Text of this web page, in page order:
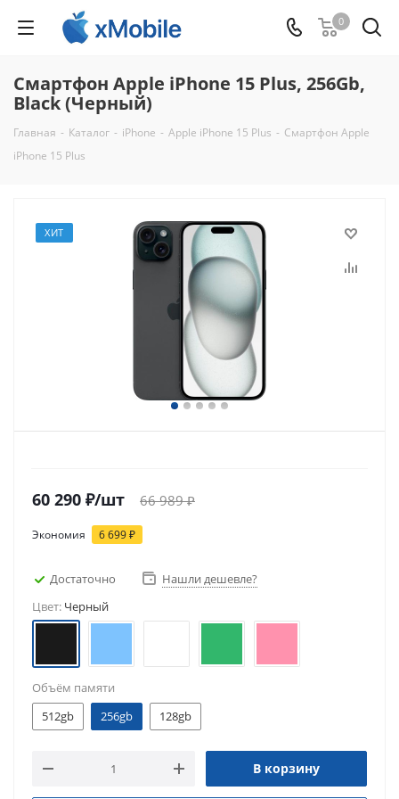
0
Смартфон Apple iPhone 15 Plus, 256Gb,
Black (Черный)
Главная - Каталог - iPhone - Apple iPhone 15 Plus - Смартфон Apple
iPhone 15 Plus
ХИТ
60 290 ₽/шт 66 989₽
Экономия 6 699₽
Достаточно
Нашли дешевле?
Цвет: Черный
Объём памяти
512gb
256gb 128gb
В корзину